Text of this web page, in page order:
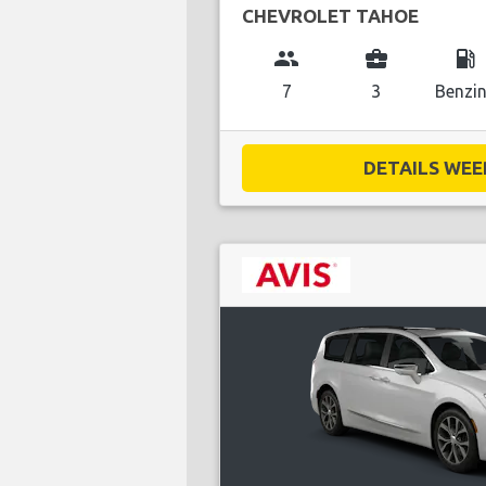
CHEVROLET TAHOE
group
7
business_center
3
local_gas_station
DETAILS